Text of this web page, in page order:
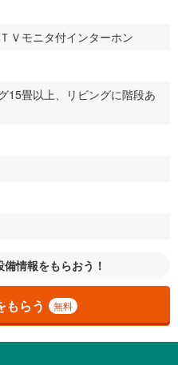
Ｖモニタ付インターホン
15畳以上、リビングに階段あ
情報をもらおう！
もらう 無料